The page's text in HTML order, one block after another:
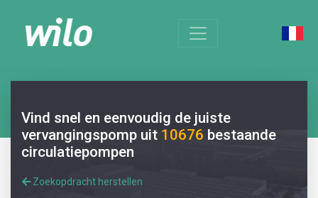
Vind snel en eenvoudig de juiste
vervangingspomp uit 10676 bestaande
circulatiepompen
Zoekopdracht herstellen